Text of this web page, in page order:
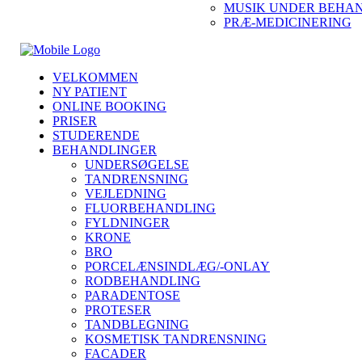
MUSIK UNDER
PRÆ-MEDICINERING
VELKOMMEN
NY PATIENT
ONLINE BOOKING
PRISER
STUDERENDE
BEHANDLINGER
UNDERSØGELSE
TANDRENSNING
VEJLEDNING
FLUORBEHANDLING
FYLDNINGER
KRONE
BRO
PORCELÆNSINDLÆG/-ONLAY
RODBEHANDLING
PARADENTOSE
PROTESER
TANDBLEGNING
KOSMETISK TANDRENSNING
FACADER